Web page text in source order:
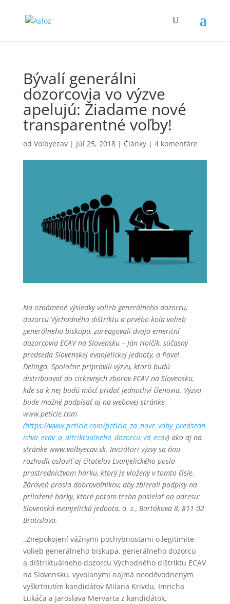
Bývalí generálni
dozorcovia vo výzve
apelujú: Žiadame nové
transparentné voľby!
od Volbyecav| júl 25, 2018| Články| 4 komentáre
Na oznámené výsledky volieb generálneho dozorcu,
dozorcu Východného dištriktu a prvého kola volieb
generálneho biskupa, zareagovali dvaja emeritní
dozorcovia ECAV na Slovensku – Ján Holčík, súčasný
predseda Slovenskej evanjelickej jednoty, a Pavel
Delinga. Spoločne pripravili výzvu, ktorú budú
distribuovať do cirkevných zborov ECAV na Slovensku,
kde sa k nej budú môcť pridať jednotliví členovia. Výzvu
bude možné podpísať aj na webovej stránke
www.peticie.com
(https://www.peticie.com/peticia_za_nove_voby_predsedn
ictva_ecav_a_ditriktualneho_dozorcu_vd_ecav) ako aj na
stránke www.volbyecav.sk. Iniciátori výzvy sa ňou
rozhodli osloviť aj čitateľov Evanjelického posla
prostredníctvom hárku, ktorý je vložený v tomto čísle.
Zároveň prosia dobrovoľníkov, aby zbierali podpisy na
priložené hárky, ktoré potom treba posielať na adresu:
Slovenská evanjelická jednota, o. z., Bartókova 8, 811 02
Bratislava.
„Znepokojení vážnymi pochybnosťami o legitimite
volieb generálneho biskupa, generálneho dozorcu
a dištriktuálneho dozorcu Východného dištriktu ECAV
na Slovensku, vyvolanými najmä neodôvodneným
vyškrtnutím kandidátov Milana Krivdu, Imricha
Lukáča a Jaroslava Mervarta z kandidátok,